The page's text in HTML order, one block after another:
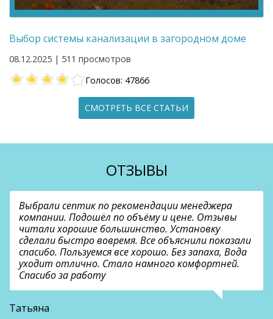
Выбор системы канализации в загородном доме
08.12.2025 | 511 просмотров
Голосов: 47866
СМОТРЕТЬ ВСЕ СТАТЬИ
ОТЗЫВЫ
Выбрали септик по рекомендации менеджера
компании. Подошёл по объёму и цене. Отзывы
читали хорошие большинство. Установку
сделали быстро вовремя. Все объяснили показали
спасибо. Пользуемся все хорошо. Без запаха, Вода
уходит отлично. Стало намного комфортней.
Спасибо за работу
Татьяна